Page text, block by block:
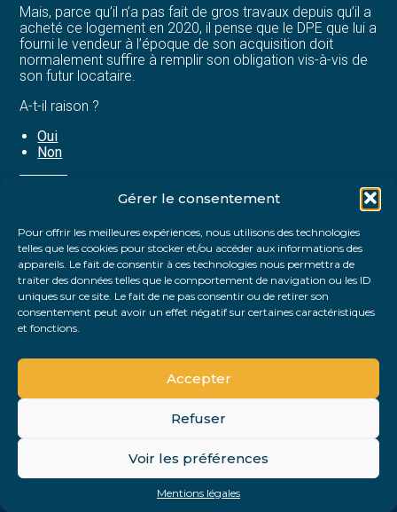
Gérer le consentement
Pour offrir les meilleures expériences, nous utilisons des technologies
telles que les cookies pour stocker et/ou accéder aux informations des
appareils. Le fait de consentir à ces technologies nous permettra de
traiter des données telles que le comportement de navigation ou les ID
uniques sur ce site. Le fait de ne pas consentir ou de retirer son
consentement peut avoir un effet négatif sur certaines caractéristiques
et fonctions.
Accepter
Refuser
Voir les préférences
Mentions légales
Être prêt pour la facturation
électronique
Mais, parce qu’il n’a pas fait de gros travaux depuis qu’il a
acheté ce logement en 2020, il pense que le DPE que lui a
fourni le vendeur à l’époque de son acquisition doit
normalement suffire à remplir son obligation vis-à-vis de
son futur locataire.
A-t-il raison ?
Oui
Non
FaceBook
TwitterLinkedIn
Principale
Footer
PLAN DU SITE
MENTIONS LÉGALES
Conception et réalisation